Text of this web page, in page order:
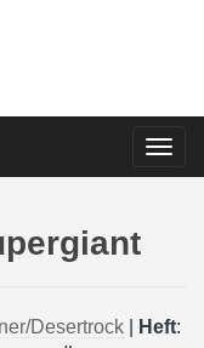
Desertrock Heft: